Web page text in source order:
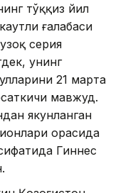
тўққиз йил
ғалабаси
серия
унинг
21 марта
мавжуд.
якунланган
орасида
Гиннес